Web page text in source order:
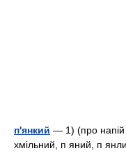
п'янкий — 1) (про напій
хмільний, п яний, п